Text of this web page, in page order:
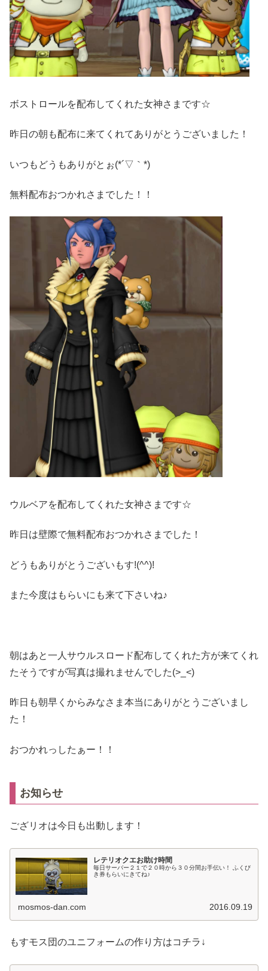
ボストロールを配布してくれた女神さまです☆
昨日の朝も配布に来てくれてありがとうございました！
いつもどうもありがとぉ(*´▽｀*)
無料配布おつかれさまでした！！
ウルベアを配布してくれた女神さまです☆
昨日は壁際で無料配布おつかれさまでした！
どうもありがとうございもす!(^^)!
また今度はもらいにも来て下さいね♪
朝はあと一人サウルスロード配布してくれた方が来てくれ
たそうですが写真は撮れませんでした(>_<)
昨日も朝早くからみなさま本当にありがとうございまし
た！
おつかれっしたぁー！！
お知らせ
ござリオは今日も出動します！
レテリオクエお助け時間
毎日サーバー２１で２０時から３０分間お手伝い！ ふくび
き券もらいにきてね♪
mosmos-dan.com 2016.09.19
もすモス団のユニフォームの作り方はコチラ↓